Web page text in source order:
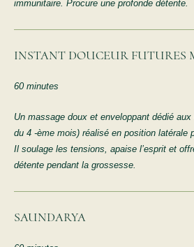
immunitaire. Procure une profonde détente.
INSTANT DOUCEUR FUTURES
60 minutes
Un massage doux et enveloppant dédié
du 4 -ème mois) réalisé en position latérale
Il soulage les tensions, apaise l’esprit et
détente pendant la grossesse.
SAUNDARYA